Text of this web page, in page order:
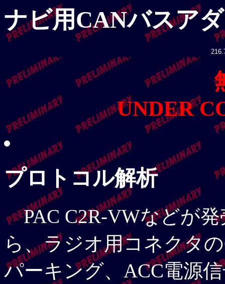
ナビ用CANバスア
UNDER
プロトコル解析
PAC C2R-VWなどが発
ら、ラジオ用コネクタ
パーキング、ACC電源